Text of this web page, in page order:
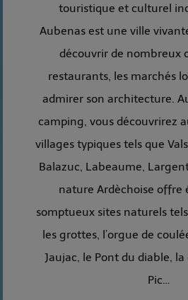
touristique et culturel
Aubenas est une ville
découvrir de nombreux
restaurants, les marchés
admirer son architecture.
camping, vous découvrirez
villages typiques tels que
Balazuc, Labeaume,
nature Ardèchoise offre
somptueux sites naturels tels
les grottes, l’orgue de
Jaujac, le Pont du diable, la
Pic…